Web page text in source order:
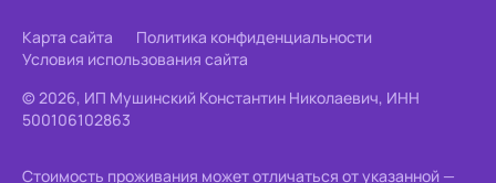
Карта сайта
Политика конфиденциальности
Условия использования сайта
© 2026, ИП Мушинский Константин Николаевич, ИНН
500106102863
Стоимость проживания может отличаться от указанной —